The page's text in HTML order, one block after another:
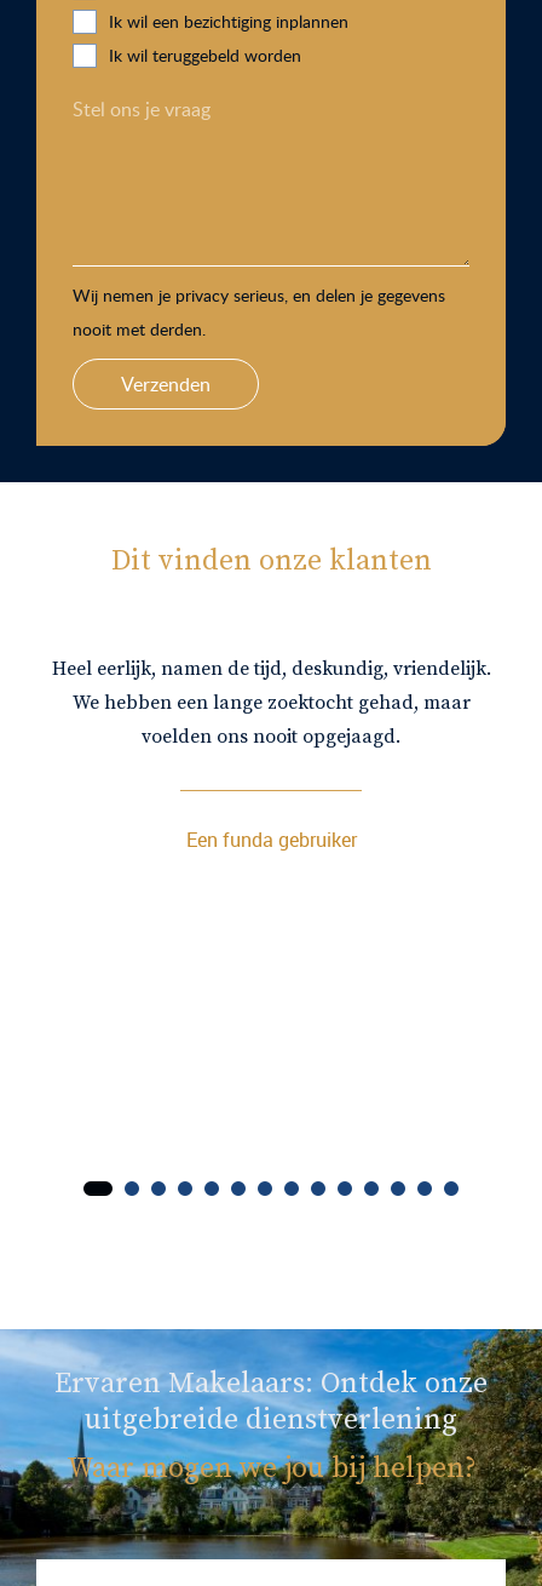
Ik wil een bezichtiging inplannen
Ik wil teruggebeld worden
Stel ons je vraag
Wij nemen je privacy serieus, en delen je gegevens
nooit met derden.
Verzenden
Dit vinden onze klanten
Heel eerlijk, namen de tijd, deskundig, vriendelijk.
We hebben een lange zoektocht gehad, maar
voelden ons nooit opgejaagd.
Een funda gebruiker
Ervaren Makelaars: Ontdek onze
uitgebreide dienstverlening
Waar mogen we jou bij helpen?